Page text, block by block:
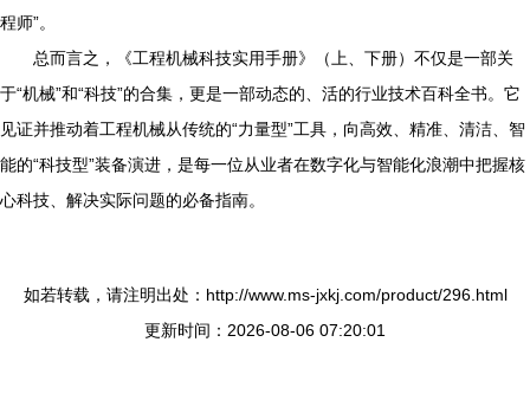
程师”。
总而言之，《工程机械科技实用手册》（上、下册）不仅是一部关
于“机械”和“科技”的合集，更是一部动态的、活的行业技术百科全书。它
见证并推动着工程机械从传统的“力量型”工具，向高效、精准、清洁、智
能的“科技型”装备演进，是每一位从业者在数字化与智能化浪潮中把握核
心科技、解决实际问题的必备指南。
如若转载，请注明出处：http://www.ms-jxkj.com/product/296.html
更新时间：2026-08-06 07:20:01